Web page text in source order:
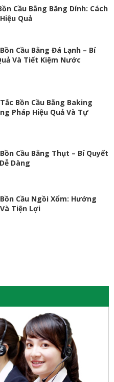
Cầu Bằng Băng Dính: Cách
Quả
Cầu Bằng Đá Lạnh – Bí
Và Tiết Kiệm Nước
Bồn Cầu Bằng Baking
Pháp Hiệu Quả Và Tự
Cầu Bằng Thụt – Bí Quyết
Dàng
Cầu Ngồi Xổm: Hướng
Tiện Lợi